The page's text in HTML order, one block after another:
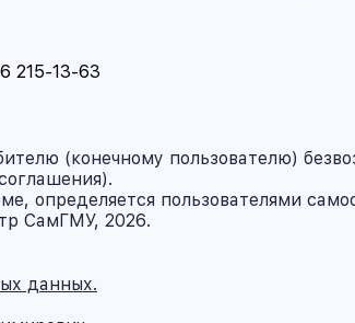
215-13-63
(конечному пользователю)
определяется пользователями
СамГМУ, 2026.
данных.